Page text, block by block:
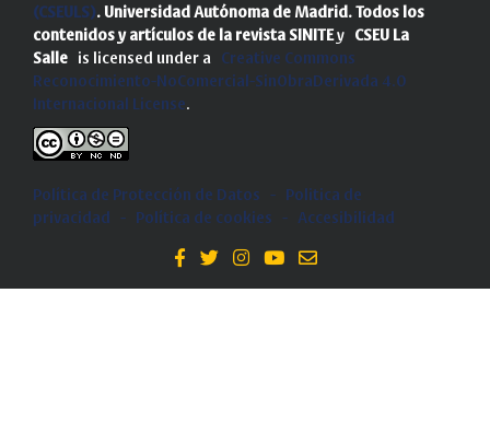
(CSEULS). Universidad Autónoma de Madrid. Todos los
contenidos y artículos de la revista SINITEy CSEU La
Salle is licensed under a Creative Commons
Reconocimiento-NoComercial-SinObraDerivada 4.0
Internacional License.
Política de Protección de Datos -
Politica de
privacidad
- Política de cookies - Accesibilidad